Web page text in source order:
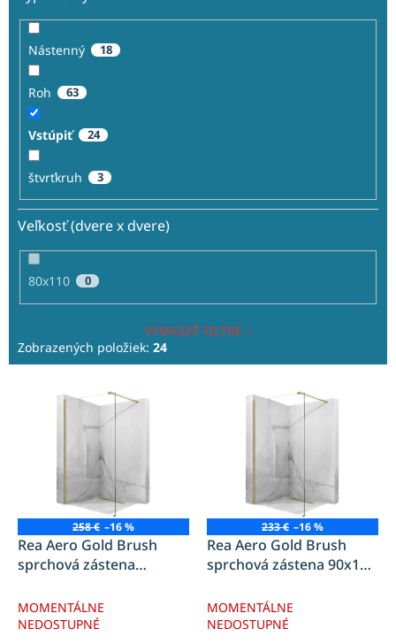
Nástenný 18
Roh 63
Vstúpiť 24
štvrťkruh 3
Veľkosť (dvere x dvere)
80x110 0
VYMAZAŤ FILTRE
Zobrazených položiek: 24
o
u
258 € –16 %
Rea Aero Gold Brush
sprchová zástena
brúsená, REA-K4701
MOMENTÁLNE
NEDOSTUPNÉ
233 € –16 %
Rea Aero Gold Brush
sprchová zástena 90x195
K4700
MOMENTÁLNE
NEDOSTUPNÉ